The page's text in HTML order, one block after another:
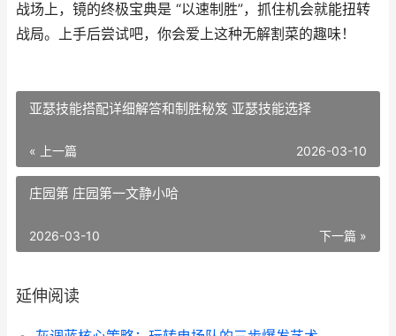
战场上，镜的终极宝典是 “以速制胜”，抓住机会就能扭转
战局。上手后尝试吧，你会爱上这种无解割菜的趣味！
亚瑟技能搭配详细解答和制胜秘笈 亚瑟技能选择
« 上一篇 2026-03-10
庄园第 庄园第一文静小哈
下一篇 »
2026-03-10
延伸阅读